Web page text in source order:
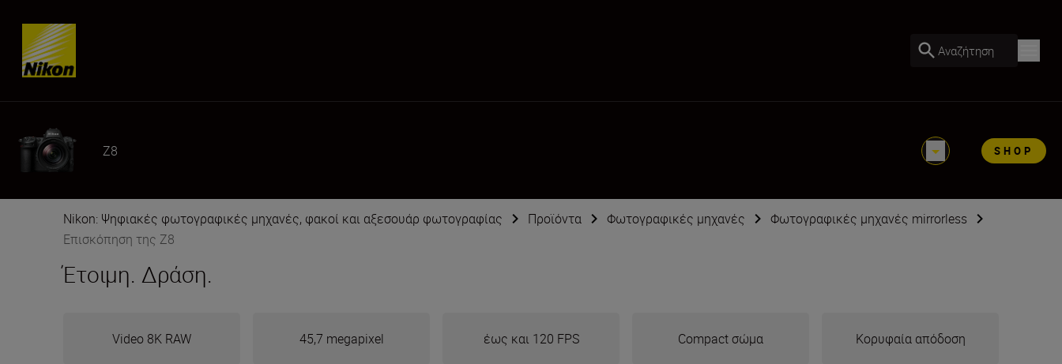
Skip content
Αναζήτηση
Z8 SHOP
Nikon: Ψηφιακές φωτογραφικές μηχανές, φακοί και αξεσουάρ φωτογραφίας Προϊόντα Φωτογραφικές μηχανές
Φωτογραφικές μηχανές mirrorless
Επισκόπηση της Z8
Έτοιμη. Δράση.
Video 8K RAW 45,7 megapixel έως και 120 FPS Compact σώμα Κορυφαία απόδοση